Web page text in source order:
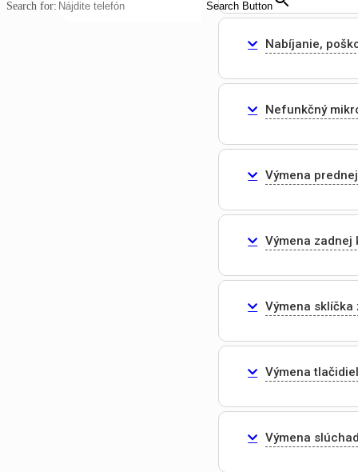
Search for: Search Button
Nabíjanie,
Nefunkčný
Výmena
Výmena zadnej
Výmena sklíčka
Výmena tlačidiel
Výmena